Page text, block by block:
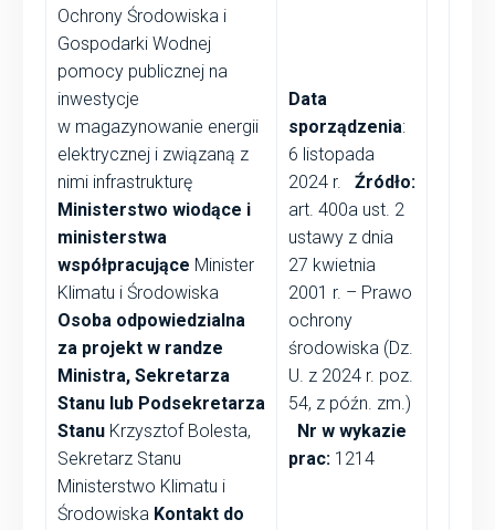
Ochrony Środowiska i
Gospodarki Wodnej
pomocy publicznej na
inwestycje
w magazynowanie energii
elektrycznej i związaną z
nimi infrastrukturę
Ministerstwo wiodące i
ministerstwa
współpracujące Minister
Klimatu i Środowiska
Osoba odpowiedzialna
za projekt w randze
Ministra, Sekretarza
Stanu lub Podsekretarza
Stanu Krzysztof Bolesta,
Sekretarz Stanu
Ministerstwo Klimatu i
Środowiska Kontakt do
Data
sporządzenia:
6 listopada
2024 r. Źródło:
art. 400a ust. 2
ustawy z dnia
27 kwietnia
2001 r. – Prawo
ochrony
środowiska (Dz.
U. z 2024 r. poz.
54, z późn. zm.)
Nr w wykazie
prac: 1214